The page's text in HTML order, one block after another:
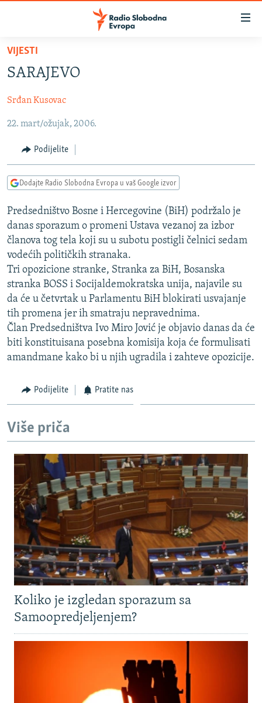
Pređite
glavni
Pređite
na
navigaciju
Pređite
na
pretragu
BOSNA I HERCEGOVINA
SRBIJA
KOSOVO
CRNA GORA
VIZUELNO
VIDEO
FOTOGALERIJE
INFOGRAFIKE
PODCASTI
RAT U UKRAJINI
KINA NA BALKANU
RSE PRIČE IZ SVIJETA
ISPRIČAJ MI
DNEVNO@RSE
SPECIJALI RSE
VIŠE OD NASLOVA
GENOCID U SREBRENICI
POST SCRIPTUM
MOJA EVROPA
TRI DECENIJE OD RATA U BIH
SVE KARTE DEJTONA
NASTANAK I RASPAD JUGOSLAVIJE
PRATITE NAS
VIJESTI
SARAJEVO
Srđan Kusovac
22. mart/ožujak, 2006.
Podijelite
Dodajte Radio Slobodna Evropa u vaš Google izvor
Predsedništvo Bosne i Hercegovine (BiH) podržalo je
danas sporazum o promeni Ustava vezanoj za izbor
članova tog tela koji su u subotu postigli čelnici sedam
vodećih političkih stranaka.
Tri opozicione stranke, Stranka za BiH, Bosanska
stranka BOSS i Socijaldemokratska unija, najavile su
da će u četvrtak u Parlamentu BiH blokirati usvajanje
tih promena jer ih smatraju nepravednima.
Član Predsedništva Ivo Miro Jović je objavio danas da će
biti konstituisana posebna komisija koja će formulisati
amandmane kako bi u njih ugradila i zahteve opozicije.
Podijelite Pratite nas
Više priča
Koliko je izgledan sporazum sa
Samoopredjeljenjem?